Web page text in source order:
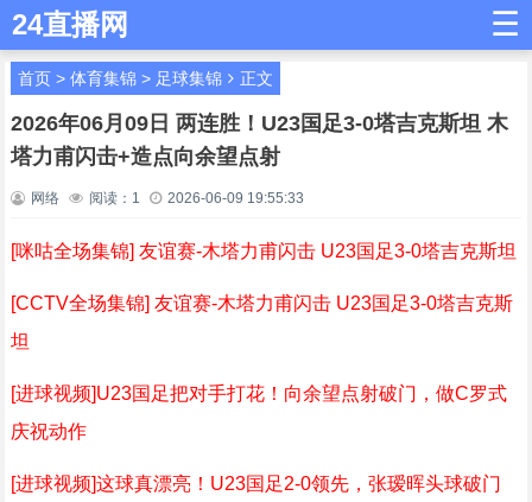
24直播网 ☰
首页> 体育集锦> 足球集锦 正文
2026年06月09日 两连胜！U23国足3-0塔吉克斯坦 木
塔力甫闪击+造点向余望点射
网络 阅读： 1 2026-06-09 19:55:33
[咪咕全场集锦] 友谊赛-木塔力甫闪击 U23国足3-0塔吉克斯坦
[CCTV全场集锦] 友谊赛-木塔力甫闪击 U23国足3-0塔吉克斯
坦
[进球视频]U23国足把对手打花！向余望点射破门，做C罗式
庆祝动作
[进球视频]这球真漂亮️！U23国足2-0领先，张瑷晖头球破门